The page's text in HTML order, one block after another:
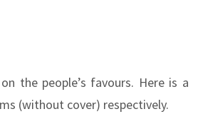
the people’s favours. Here is a
(without cover) respectively.